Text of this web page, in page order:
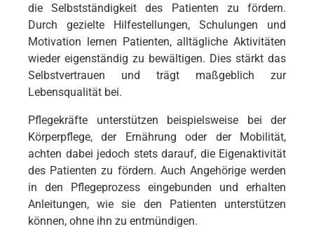
die Selbstständigkeit des Patienten zu fördern.
Durch gezielte Hilfestellungen, Schulungen und
Motivation lernen Patienten, alltägliche Aktivitäten
wieder eigenständig zu bewältigen. Dies stärkt das
Selbstvertrauen und trägt maßgeblich zur
Lebensqualität bei.
Pflegekräfte unterstützen beispielsweise bei der
Körperpflege, der Ernährung oder der Mobilität,
achten dabei jedoch stets darauf, die Eigenaktivität
des Patienten zu fördern. Auch Angehörige werden
in den Pflegeprozess eingebunden und erhalten
Anleitungen, wie sie den Patienten unterstützen
können, ohne ihn zu entmündigen.